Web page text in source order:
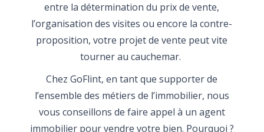
entre la détermination du prix de vente,
l’organisation des visites ou encore la contre-
proposition, votre projet de vente peut vite
tourner au cauchemar.
Chez GoFlint, en tant que supporter de
l’ensemble des métiers de l’immobilier, nous
vous conseillons de faire appel à un agent
immobilier pour vendre votre bien. Pourquoi ?